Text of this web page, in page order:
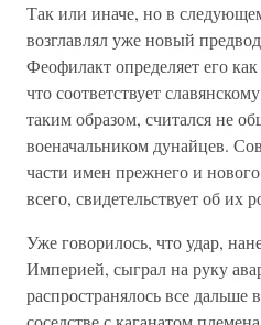
Так или иначе, но в
возглавлял уже новый
Феофилакт определяет его
что соответствует
таким образом, считался не
военачальником дунайцев.
части имен прежнего и
всего, свидетельствует об их
Уже говорилось, что удар,
Империей, сыграл на руку
распространялось все